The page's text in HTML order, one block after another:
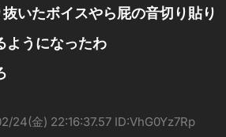
いたボイスやら屁の音切り貼り
ようになったわ
24(金) 22:16:37.57 ID:VhG0Yz7Rp